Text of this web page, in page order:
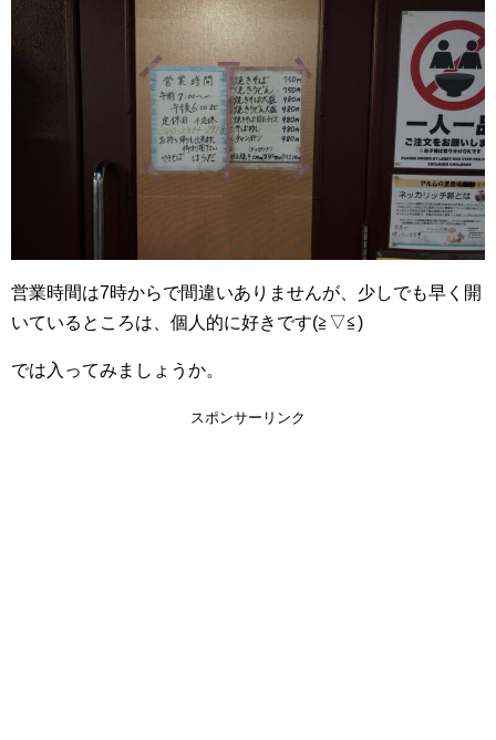
営業時間は7時からで間違いありませんが、少しでも早く開
いているところは、個人的に好きです(≧▽≦)
では入ってみましょうか。
スポンサーリンク